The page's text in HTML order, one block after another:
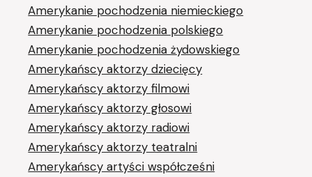
Amerykanie pochodzenia niemieckiego
Amerykanie pochodzenia polskiego
Amerykanie pochodzenia żydowskiego
Amerykańscy aktorzy dziecięcy
Amerykańscy aktorzy filmowi
Amerykańscy aktorzy głosowi
Amerykańscy aktorzy radiowi
Amerykańscy aktorzy teatralni
Amerykańscy artyści współcześni